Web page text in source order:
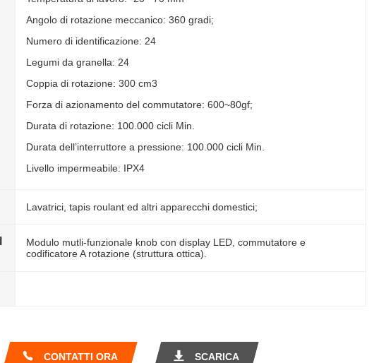
Angolo di rotazione meccanico: 360 gradi;
Numero di identificazione: 24
Legumi da granella: 24
Coppia di rotazione: 300 cm3
Forza di azionamento del commutatore: 600~80gf;
Durata di rotazione: 100.000 cicli Min.
Durata dell’interruttore a pressione: 100.000 cicli Min.
Livello impermeabile: IPX4
Lavatrici, tapis roulant ed altri apparecchi domestici;
Modulo mutli-funzionale knob con display LED, commutatore e
codificatore A rotazione (struttura ottica).
CONTATTI ORA SCARICA